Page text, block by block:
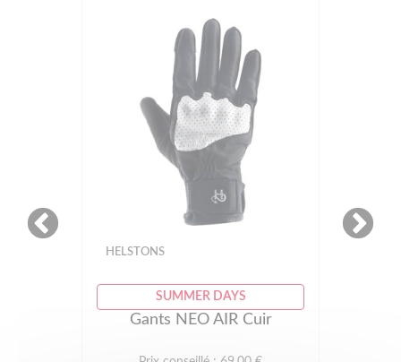
HELSTONS
SUMMER DAYS
Gants NEO AIR Cuir